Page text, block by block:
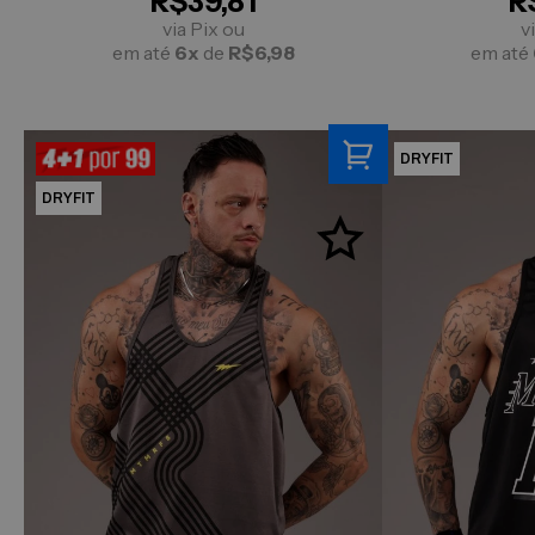
via Pix ou
em até 6x de R$6,98
em até
DRYFIT
DRYFIT